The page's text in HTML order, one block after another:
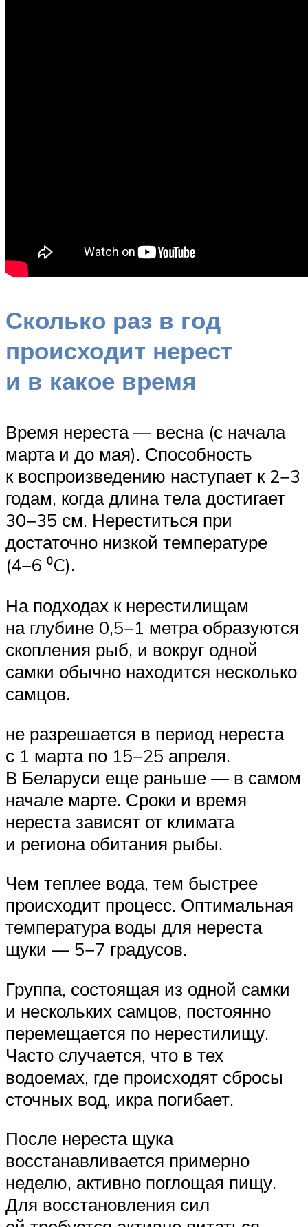
Сколько раз в год
происходит нерест
и в какое время
Время нереста — весна (с начала
марта и до мая). Способность
к воспроизведению наступает к 2−3
годам, когда длина тела достигает
30−35 см. Нереститься при
достаточно низкой температуре
(4−6 ⁰C).
На подходах к нерестилищам
на глубине 0,5−1 метра образуются
скопления рыб, и вокруг одной
самки обычно находится несколько
самцов.
не разрешается в период нереста
с 1 марта по 15−25 апреля.
В Беларуси еще раньше — в самом
начале марте. Сроки и время
нереста зависят от климата
и региона обитания рыбы.
Чем теплее вода, тем быстрее
происходит процесс. Оптимальная
температура воды для нереста
щуки — 5−7 градусов.
Группа, состоящая из одной самки
и нескольких самцов, постоянно
перемещается по нерестилищу.
Часто случается, что в тех
водоемах, где происходят сбросы
сточных вод, икра погибает.
После нереста щука
восстанавливается примерно
неделю, активно поглощая пищу.
Для восстановления сил